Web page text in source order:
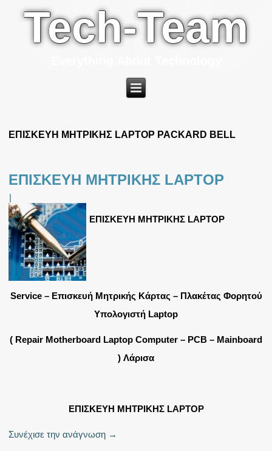
Tech-Team
ΕΠΙΣΚΕΥΗ ΜΗΤΡΙΚΗΣ LAPTOP PACKARD BELL
ΕΠΙΣΚΕΥΗ ΜΗΤΡΙΚΗΣ LAPTOP
|
ΕΠΙΣΚΕΥΗ ΜΗΤΡΙΚΗΣ LAPTOP
Service – Επισκευή Μητρικής Κάρτας – Πλακέτας Φορητού
Υπολογιστή Laptop
( Repair Motherboard Laptop Computer – PCB – Mainboard
) Λάρισα
ΕΠΙΣΚΕΥΗ ΜΗΤΡΙΚΗΣ LAPTOP
Συνέχισε την ανάγνωση →